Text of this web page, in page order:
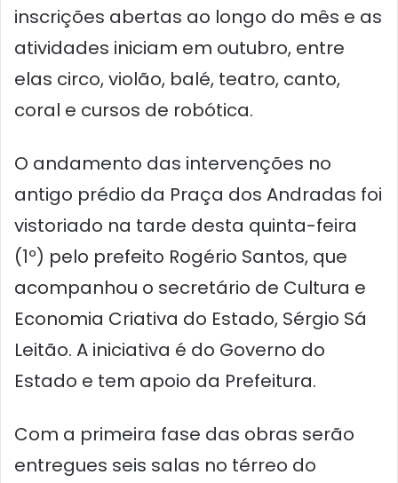
inscrições abertas ao longo do mês e as
atividades iniciam em outubro, entre
elas circo, violão, balé, teatro, canto,
coral e cursos de robótica.
O andamento das intervenções no
antigo prédio da Praça dos Andradas foi
vistoriado na tarde desta quinta-feira
(1º) pelo prefeito Rogério Santos, que
acompanhou o secretário de Cultura e
Economia Criativa do Estado, Sérgio Sá
Leitão. A iniciativa é do Governo do
Estado e tem apoio da Prefeitura.
Com a primeira fase das obras serão
entregues seis salas no térreo do